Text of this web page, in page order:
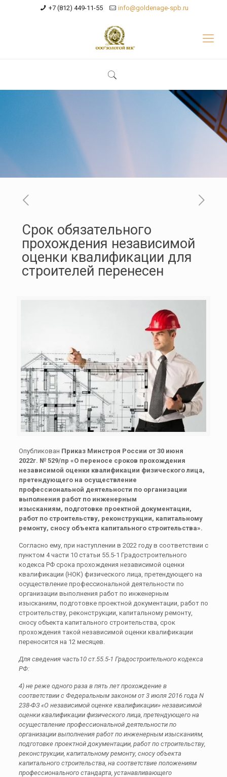
+7 (812) 449-11-55 info@goldenage-spb.ru
Срок обязательного
прохождения независимой
оценки квалификации для
строителей перенесен
Опубликован Приказ Минстроя России от 30 июня
2022г. № 529/пр «О переносе сроков прохождения
независимой оценки квалификации физического лица,
претендующего на осуществление
профессиональной деятельности по организации
выполнения работ по инженерным
изысканиям, подготовке проектной документации,
работ по строительству, реконструкции, капитальному
ремонту, сносу объекта капитального строительства».
Согласно ему, при наступлении в 2022 году в соответствии с
пунктом 4 части 10 статьи 55.5-1 Градостроительного
кодекса РФ срока прохождения независимой оценки
квалификации (НОК) физического лица, претендующего на
осуществление профессиональной деятельности по
организации выполнения работ по инженерным
изысканиям, подготовке проектной документации, работ по
строительству, реконструкции, капитальному ремонту,
сносу объекта капитального строительства, срок
прохождения такой независимой оценки квалификации
переносится на 12 месяцев.
Для сведения часть10 ст.55.5-1 Градостроительного кодекса
РФ:
4) не реже одного раза в пять лет прохождение в
соответствии с Федеральным закономот 3 июля 2016 года N
238-ФЗ «О независимой оценке квалификации» независимой
оценки квалификации физического лица, претендующего на
осуществление профессиональной деятельности по
организации выполнения работ по инженерным изысканиям,
подготовке проектной документации, работ по строительству,
реконструкции, капитальному ремонту, сносу объекта
капитального строительства, на соответствие положениям
профессионального стандарта, устанавливающего